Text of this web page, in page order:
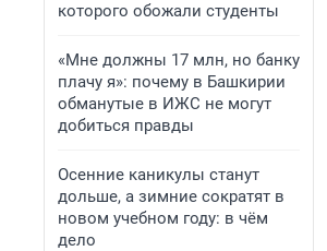
которого обожали студенты
«Мне должны 17 млн, но банку
плачу я»: почему в Башкирии
обманутые в ИЖС не могут
добиться правды
Осенние каникулы станут
дольше, а зимние сократят в
новом учебном году: в чём
дело